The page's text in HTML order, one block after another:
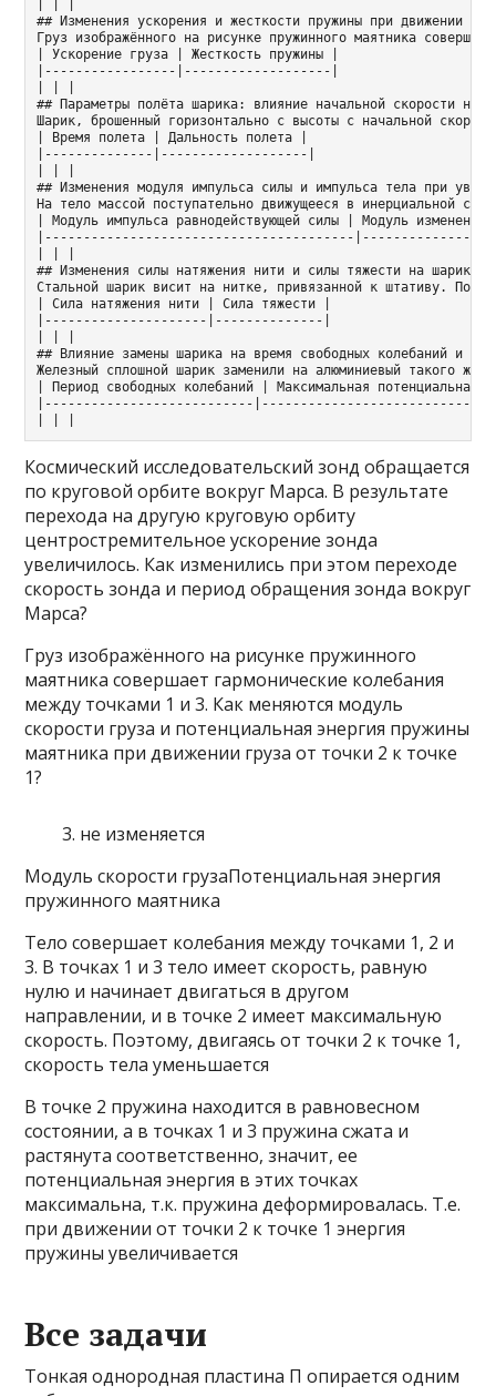
## Изменения ускорения и жесткости пружины при движении
Груз изображённого на рисунке пружинного маятника
| Ускорение груза | Жесткость пружины |
|-----------------|-------------------|
## Параметры полёта шарика: влияние начальной скорости на
Шарик, брошенный горизонтально с высоты с начальной
| Время полета | Дальность полета |
|--------------|-------------------|
## Изменения модуля импульса силы и импульса тела при
На тело массой поступательно движущееся в инерциальной
| Модуль импульса равнодействующей силы | Модуль
|----------------------------------------
## Изменения силы натяжения нити и силы тяжести на шарик
Стальной шарик висит на нитке, привязанной к штативу. Под
| Сила натяжения нити | Сила тяжести |
|---------------------|--------------|
## Влияние замены шарика на время свободных колебаний и
Железный сплошной шарик заменили на алюминиевый такого же
| Период свободных колебаний | Максимальная потенциальная
|---------------------------
Космический исследовательский зонд обращается
по круговой орбите вокруг Марса. В результате
перехода на другую круговую орбиту
центростремительное ускорение зонда
увеличилось. Как изменились при этом переходе
скорость зонда и период обращения зонда вокруг
Марса?
Груз изображённого на рисунке пружинного
маятника совершает гармонические колебания
между точками 1 и 3. Как меняются модуль
скорости груза и потенциальная энергия пружины
маятника при движении груза от точки 2 к точке
1?
не изменяется
Модуль скорости грузаПотенциальная энергия
пружинного маятника
Тело совершает колебания между точками 1, 2 и
3. В точках 1 и 3 тело имеет скорость, равную
нулю и начинает двигаться в другом
направлении, и в точке 2 имеет максимальную
скорость. Поэтому, двигаясь от точки 2 к точке 1,
скорость тела уменьшается
В точке 2 пружина находится в равновесном
состоянии, а в точках 1 и 3 пружина сжата и
растянута соответственно, значит, ее
потенциальная энергия в этих точках
максимальна, т.к. пружина деформировалась. Т.е.
при движении от точки 2 к точке 1 энергия
пружины увеличивается
Все задачи
Тонкая однородная пластина П опирается одним